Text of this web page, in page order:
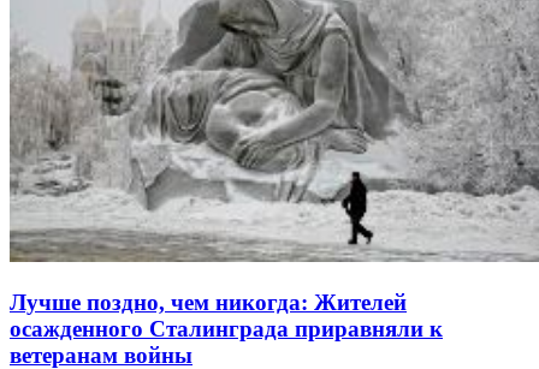
Лучше поздно, чем никогда: Жителей
осажденного Сталинграда приравняли к
ветеранам войны